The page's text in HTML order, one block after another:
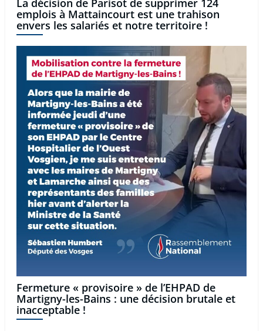
emplois à Mattaincourt est une trahison
envers les salariés et notre territoire !
Fermeture « provisoire » de l’EHPAD de
Martigny-les-Bains : une décision brutale et
inacceptable !